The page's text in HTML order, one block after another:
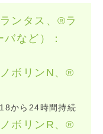
ンタス、®ラ
など）：
ボリンN、®
から24時間持続
ボリンR、®